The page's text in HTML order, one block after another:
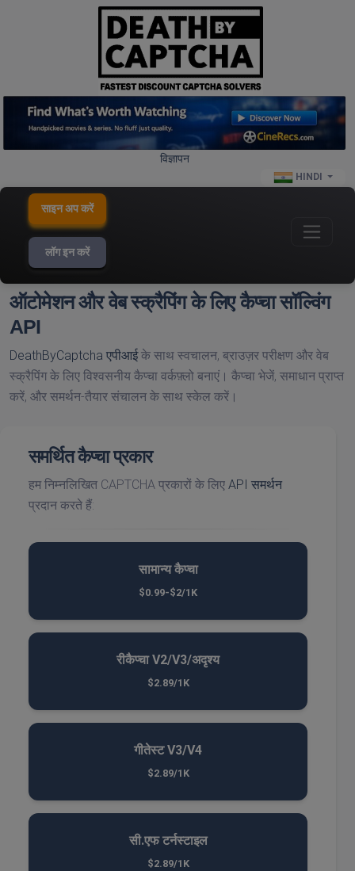
विज्ञापन
HINDI
साइन अप करें
लॉग इन करें
ऑटोमेशन और वेब स्क्रैपिंग के लिए कैप्चा सॉल्विंग
API
DeathByCaptcha एपीआईके साथ स्वचालन, ब्राउज़र परीक्षण और वेब
स्क्रैपिंग के लिए विश्वसनीय कैप्चा वर्कफ़्लो बनाएं। कैप्चा भेजें, समाधान प्राप्त
करें, और समर्थन-तैयार संचालन के साथ स्केल करें।
समर्थित कैप्चा प्रकार
हम निम्नलिखित CAPTCHA प्रकारों के लिए API समर्थन
प्रदान करते हैं:
सामान्य कैप्चा
$0.99-$2/1K
रीकैप्चा V2/V3/अदृश्य
$2.89/1K
गीतेस्ट V3/V4
$2.89/1K
सी.एफ टर्नस्टाइल
$2.89/1K